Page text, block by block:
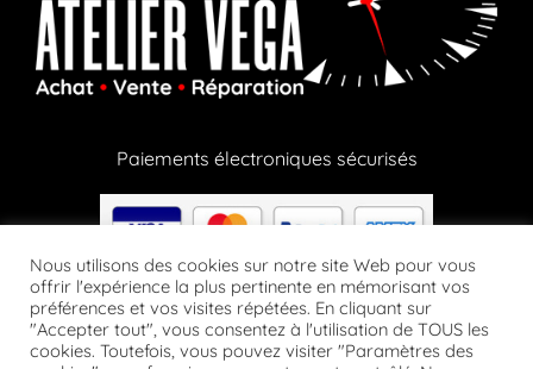
Paiements électroniques sécurisés
Paiements en crypto via notre partenaire Lizy
Nous utilisons des cookies sur notre site Web pour vous
offrir l'expérience la plus pertinente en mémorisant vos
préférences et vos visites répétées. En cliquant sur
"Accepter tout", vous consentez à l'utilisation de TOUS les
cookies. Toutefois, vous pouvez visiter "Paramètres des